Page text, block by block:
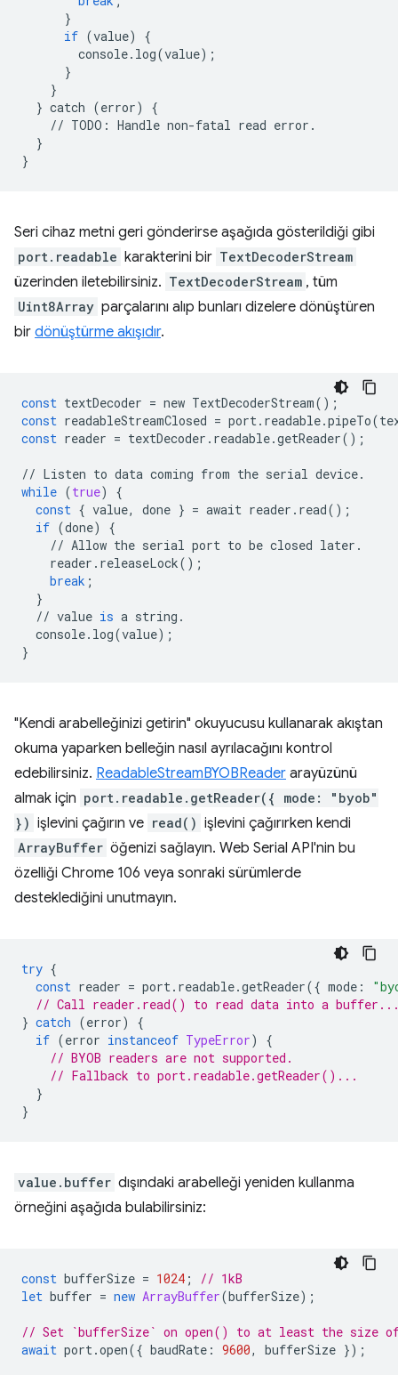
}
if (value)
{
console. log(value);
}
}
} catch (error)
{
// TODO : Handle non-fatal read error .
}
}
Seri cihaz metni geri gönderirse aşağıda gösterildiği gibi
port.readable karakterini bir TextDecoderStream
üzerinden iletebilirsiniz. TextDecoderStream , tüm
Uint8Array parçalarını alıp bunları dizelere dönüştüren
bir dönüştürme akışıdır.
const textDecoder = new TextDecoderStream();
const readableStreamClosed = port. readable.pipeTo(
const reader = textDecoder . readable.getReader();
// Listen to data coming from the serial device.
while (true)
{
const { value, done } = await reader . read();
if (done)
{
// Allow the serial port to be closed later .
reader . releaseLock();
break ;
}
// value is a string .
console. log(value);
}
"Kendi arabelleğinizi getirin" okuyucusu kullanarak akıştan
okuma yaparken belleğin nasıl ayrılacağını kontrol
edebilirsiniz. ReadableStreamBYOBReader arayüzünü
almak için port.readable.getReader({ mode: "byob"
}) işlevini çağırın ve read() işlevini çağırırken kendi
ArrayBuffer öğenizi sağlayın. Web Serial API'nin bu
özelliği Chrome 106 veya sonraki sürümlerde
desteklediğini unutmayın.
try {
const reader = port. readable.getReader({ mode :
// Call reader.read() to read data into a
} catch (error)
{
if (error instanceof TypeError)
{
// BYOB readers are not supported.
// Fallback to port.readable.getReader()...
}
}
value.buffer dışındaki arabelleği yeniden kullanma
örneğini aşağıda bulabilirsiniz:
const bufferSize = 1024 ;
// 1kB
let buffer = new ArrayBuffer(bufferSize);
// Set `bufferSize` on open() to at least the size
await port.open({ baudRate : 9600, bufferSize });